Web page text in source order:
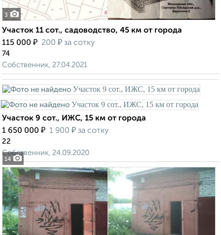
3
Участок 11 сот., садоводство, 45 км от города
115 000 ₽ 200 ₽ за сотку
74
Собственник, 27.04.2021
14
Участок 9 сот., ИЖС, 15 км от города
1 650 000 ₽ 1 900 ₽ за сотку
22
Собственник, 24.09.2020